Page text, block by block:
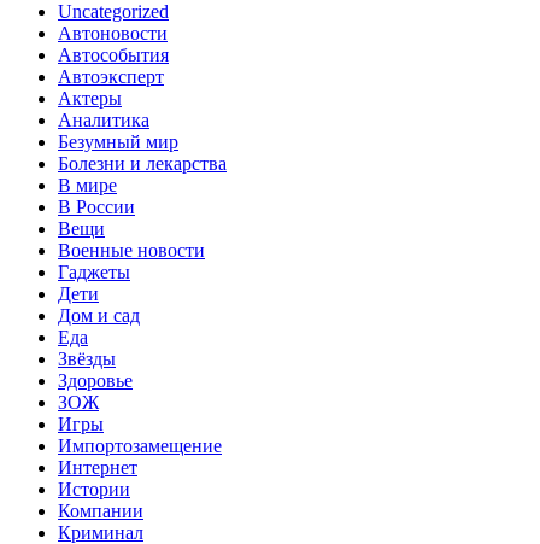
Uncategorized
Автоновости
Автособытия
Автоэксперт
Актеры
Аналитика
Безумный мир
Болезни и лекарства
В мире
В России
Вещи
Военные новости
Гаджеты
Дети
Дом и сад
Еда
Звёзды
Здоровье
ЗОЖ
Игры
Импортозамещение
Интернет
Истории
Компании
Криминал